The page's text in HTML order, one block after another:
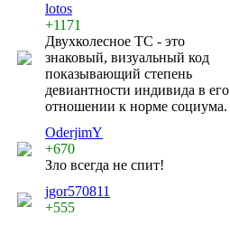
lotos
+1171
Двухколесное ТС - это
знаковый, визуальный код
показывающий степень
девиантности индивида в его
отношении к норме социума.
OderjimY
+670
Зло всегда не спит!
jgor570811
+555